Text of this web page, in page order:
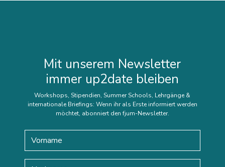
Mit unserem Newsletter
immer up2date bleiben
Workshops, Stipendien, Summer Schools, Lehrgänge &
internationale Briefings: Wenn ihr als Erste informiert werden
möchtet, abonniert den fjum-Newsletter.